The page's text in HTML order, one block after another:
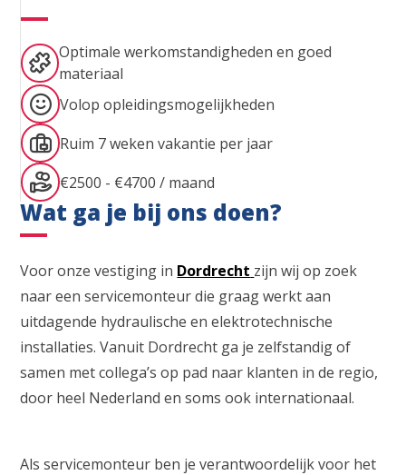
Optimale werkomstandigheden en goed
materiaal
Volop opleidingsmogelijkheden
Ruim 7 weken vakantie per jaar
€2500 - €4700 / maand
Wat ga je bij ons doen?
Voor onze vestiging in Dordrecht zijn wij op zoek
naar een servicemonteur die graag werkt aan
uitdagende hydraulische en elektrotechnische
installaties. Vanuit Dordrecht ga je zelfstandig of
samen met collega’s op pad naar klanten in de regio,
door heel Nederland en soms ook internationaal.
Als servicemonteur ben je verantwoordelijk voor het